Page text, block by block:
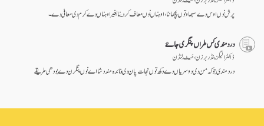
پرش نوں اوس دے سبھاو توں پچھاننا، اوہناں نوں معاف کر دینا بغیر اوہناں دے کرم دی معافی دے۔
درد مندی کس طراں پنگری جاۓ
ڈاکٹر الیگزینڈر برزن ، مَیٹ لِنڈن
درد مندی جو کہ من دی دوسریاں دے دکھ توں نجات پان دی فائدہ مند دشا اے نوں پنگرن دے بودھی طریقے